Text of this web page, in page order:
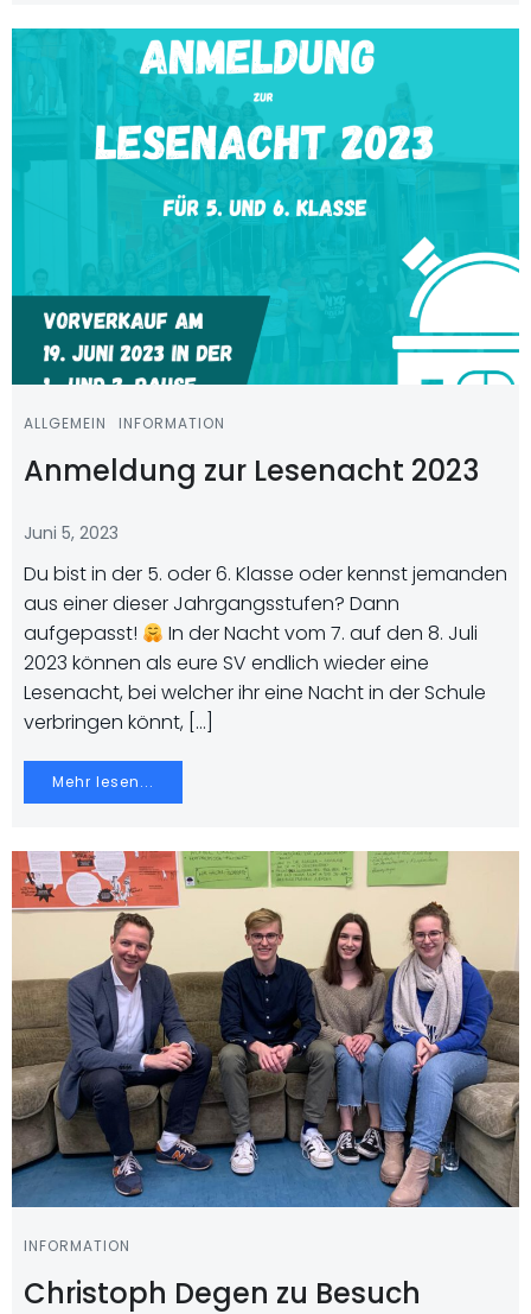
ALLGEMEIN INFORMATION
Anmeldung zur Lesenacht 2023
Juni 5, 2023
Du bist in der 5. oder 6. Klasse oder kennst jemanden
aus einer dieser Jahrgangsstufen? Dann
aufgepasst!
In der Nacht vom 7. auf den 8. Juli
2023 können als eure SV endlich wieder eine
Lesenacht, bei welcher ihr eine Nacht in der Schule
verbringen könnt, […]
Mehr lesen...
INFORMATION
Christoph Degen zu Besuch